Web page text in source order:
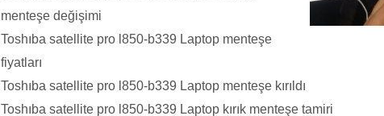
menteşe değişimi
Toshıba satellite pro l850-b339 Laptop menteşe
fiyatları
Toshıba satellite pro l850-b339 Laptop menteşe kırıldı
Toshıba satellite pro l850-b339 Laptop kırık menteşe tamiri